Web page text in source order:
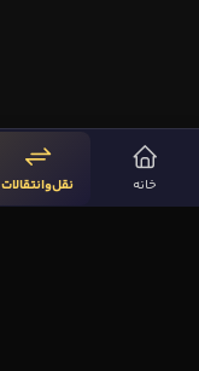
خانه نقل‌وانتقالات